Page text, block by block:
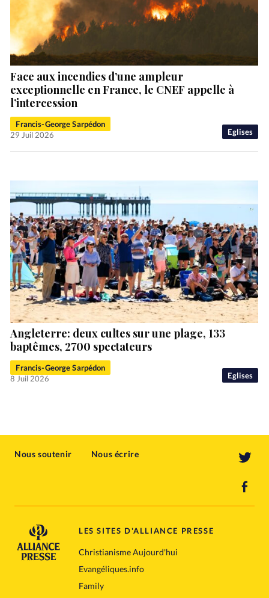
Eglises
Face aux incendies d’une ampleur
exceptionnelle en France, le CNEF appelle à
l’intercession
Francis-George Sarpédon
29 Juil 2026
Eglises
Angleterre: deux cultes sur une plage, 133
baptêmes, 2700 spectateurs
Francis-George Sarpédon
8 Juil 2026
Nous soutenir Nous écrire
LES SITES D'ALLIANCE PRESSE
Christianisme Aujourd'hui
Evangéliques.info
Family